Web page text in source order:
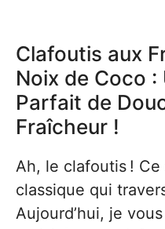
Clafoutis aux
Noix de Coco :
Parfait de
Fraîcheur !
Ah, le clafoutis !
classique qui
Aujourd’hui, je